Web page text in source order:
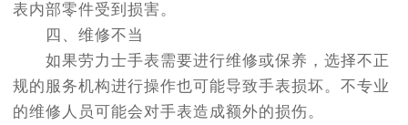
表内部零件受到损害。
四、维修不当
如果劳力士手表需要进行维修或保养，选择不正
规的服务机构进行操作也可能导致手表损坏。不专业
的维修人员可能会对手表造成额外的损伤。